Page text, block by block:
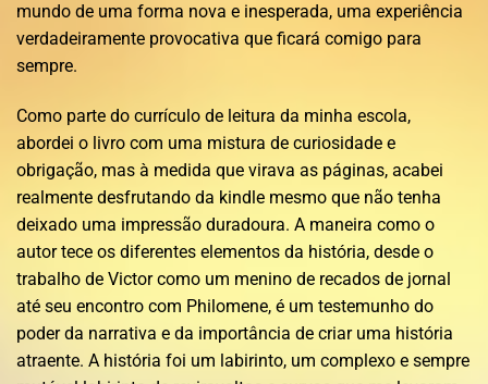
mundo de uma forma nova e inesperada, uma experiência
verdadeiramente provocativa que ficará comigo para
sempre.
Como parte do currículo de leitura da minha escola,
abordei o livro com uma mistura de curiosidade e
obrigação, mas à medida que virava as páginas, acabei
realmente desfrutando da kindle mesmo que não tenha
deixado uma impressão duradoura. A maneira como o
autor tece os diferentes elementos da história, desde o
trabalho de Victor como um menino de recados de jornal
até seu encontro com Philomene, é um testemunho do
poder da narrativa e da importância de criar uma história
atraente. A história foi um labirinto, um complexo e sempre